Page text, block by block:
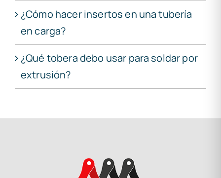
¿Cómo hacer insertos en una tubería
en carga?
¿Qué tobera debo usar para soldar por
extrusión?